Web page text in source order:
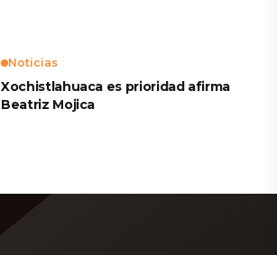
Noticias
Xochistlahuaca es prioridad afirma
Beatriz Mojica